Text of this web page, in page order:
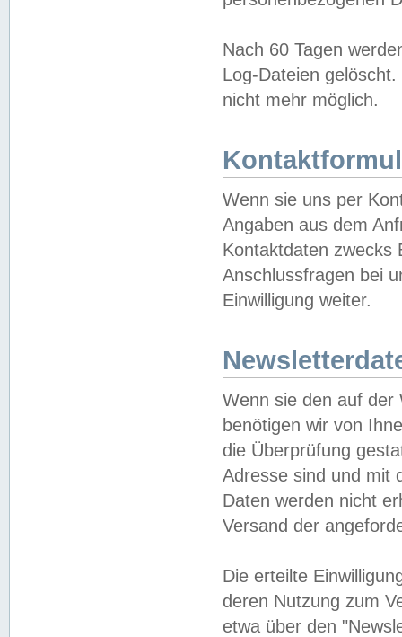
Nach 60 Tagen
Log-Dateien
nicht mehr möglich.
Wenn sie uns per
Angaben aus dem
Kontaktdaten zwecks
Anschlussfragen bei
Einwilligung weiter.
Wenn sie den auf der
benötigen wir von
die Überprüfung
Adresse sind und mit
Daten werden nicht
Versand der
Die erteilte
deren Nutzung zum
etwa über den